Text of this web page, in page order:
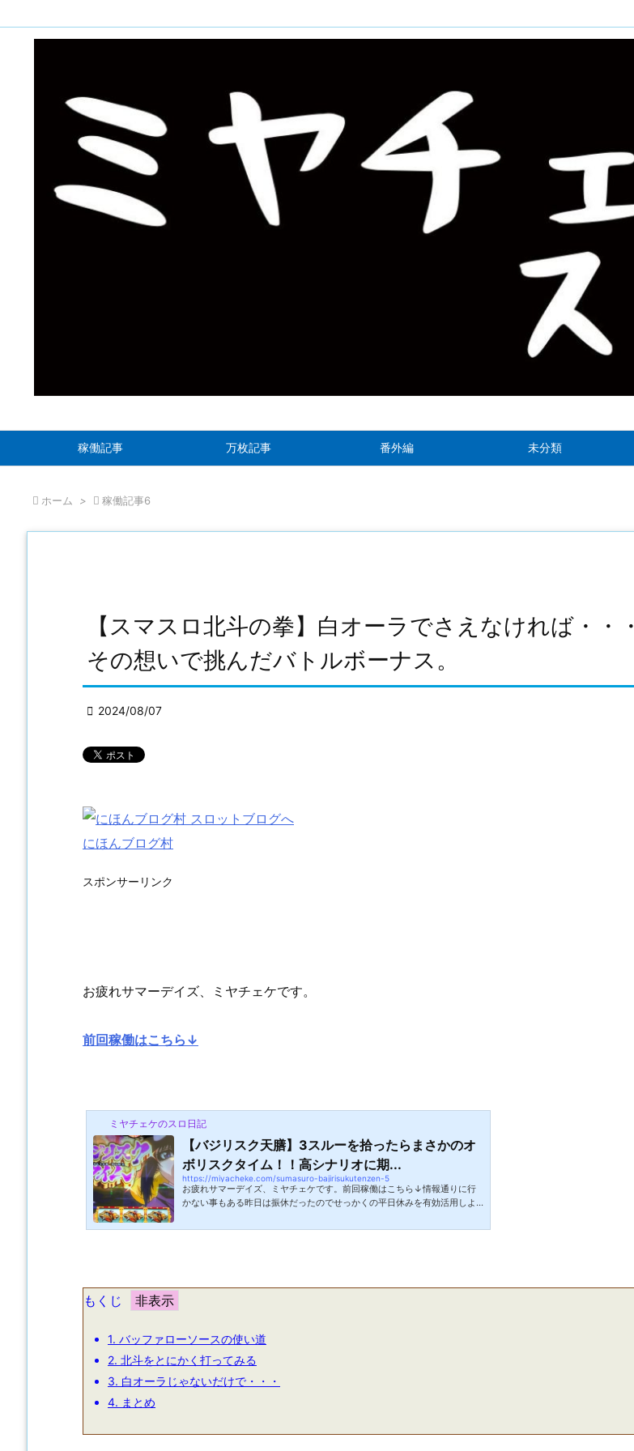
稼働記事 万枚記事 番外編 未分類
 ホーム >  稼働記事6
【スマスロ北斗の拳】白オーラでさえなければ・・・
その想いで挑んだバトルボーナス。
 2024/08/07
にほんブログ村
スポンサーリンク
お疲れサマーデイズ、ミヤチェケです。
前回稼働はこちら↓
ミヤチェケのスロ日記
【バジリスク天膳】3スルーを拾ったらまさかのオ
ボリスクタイム！！高シナリオに期...
https://miyacheke.com/sumasuro-bajirisukutenzen-5
お疲れサマーデイズ、ミヤチェケです。前回稼働はこちら↓情報通りに行
かない事もある昨日は振休だったのでせっかくの平日休みを有効活用しよ
なら遅い時間に行っても入れちゃう。そんな平日休みが大好きです。土日
もくじ
1. バッファローソースの使い道
2. 北斗をとにかく打ってみる
3. 白オーラじゃないだけで・・・
4. まとめ